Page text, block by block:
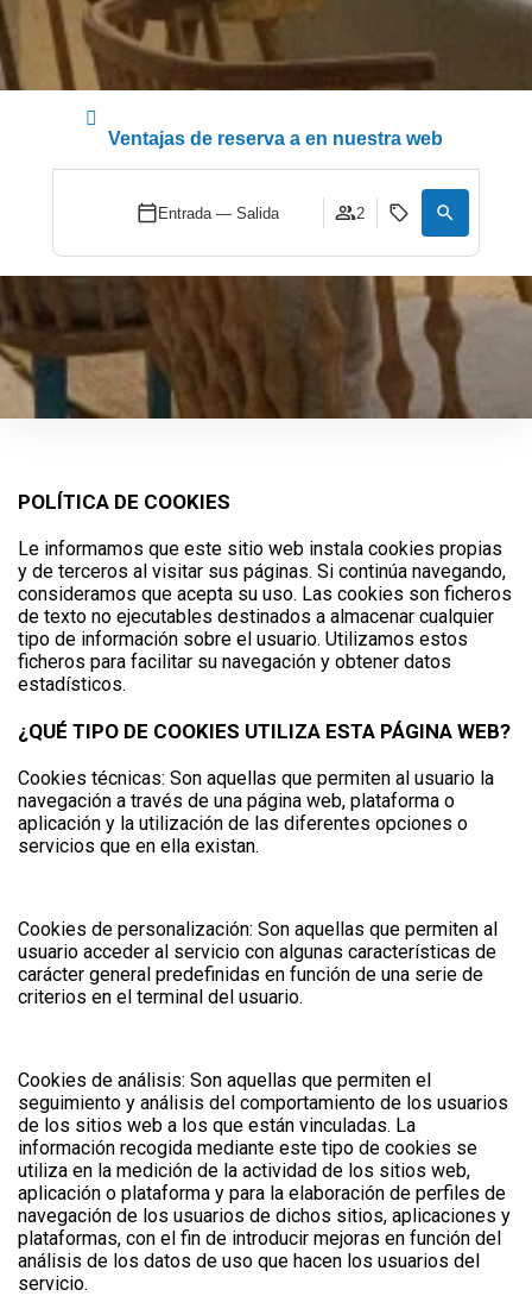
Ventajas de reserva a en nuestra web
Entrada — Salida 2
POLÍTICA DE COOKIES
Le informamos que este sitio web instala cookies propias
y de terceros al visitar sus páginas. Si continúa navegando,
consideramos que acepta su uso. Las cookies son ficheros
de texto no ejecutables destinados a almacenar cualquier
tipo de información sobre el usuario. Utilizamos estos
ficheros para facilitar su navegación y obtener datos
estadísticos.
¿QUÉ TIPO DE COOKIES UTILIZA ESTA PÁGINA WEB?
Cookies técnicas: Son aquellas que permiten al usuario la
navegación a través de una página web, plataforma o
aplicación y la utilización de las diferentes opciones o
servicios que en ella existan.
Cookies de personalización: Son aquellas que permiten al
usuario acceder al servicio con algunas características de
carácter general predefinidas en función de una serie de
criterios en el terminal del usuario.
Cookies de análisis: Son aquellas que permiten el
seguimiento y análisis del comportamiento de los usuarios
de los sitios web a los que están vinculadas. La
información recogida mediante este tipo de cookies se
utiliza en la medición de la actividad de los sitios web,
aplicación o plataforma y para la elaboración de perfiles de
navegación de los usuarios de dichos sitios, aplicaciones y
plataformas, con el fin de introducir mejoras en función del
análisis de los datos de uso que hacen los usuarios del
servicio.